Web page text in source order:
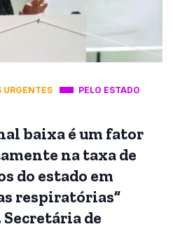
URGENTES PELO ESTADO
baixa é um fator
na taxa de
do estado em
respiratórias”
de